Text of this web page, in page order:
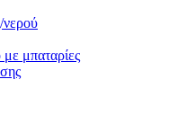
νερού
μπαταρίες